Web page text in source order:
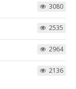
3080
2535
2964
2136